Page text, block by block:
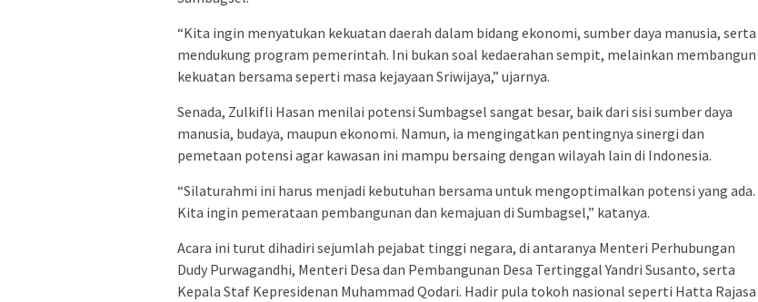
“Kita ingin menyatukan kekuatan daerah dalam bidang ekonomi, sumber daya manusia, serta
mendukung program pemerintah. Ini bukan soal kedaerahan sempit, melainkan membangun
kekuatan bersama seperti masa kejayaan Sriwijaya,” ujarnya.
Senada, Zulkifli Hasan menilai potensi Sumbagsel sangat besar, baik dari sisi sumber daya
manusia, budaya, maupun ekonomi. Namun, ia mengingatkan pentingnya sinergi dan
pemetaan potensi agar kawasan ini mampu bersaing dengan wilayah lain di Indonesia.
“Silaturahmi ini harus menjadi kebutuhan bersama untuk mengoptimalkan potensi yang ada.
Kita ingin pemerataan pembangunan dan kemajuan di Sumbagsel,” katanya.
Acara ini turut dihadiri sejumlah pejabat tinggi negara, di antaranya Menteri Perhubungan
Dudy Purwagandhi, Menteri Desa dan Pembangunan Desa Tertinggal Yandri Susanto, serta
Kepala Staf Kepresidenan Muhammad Qodari. Hadir pula tokoh nasional seperti Hatta Rajasa